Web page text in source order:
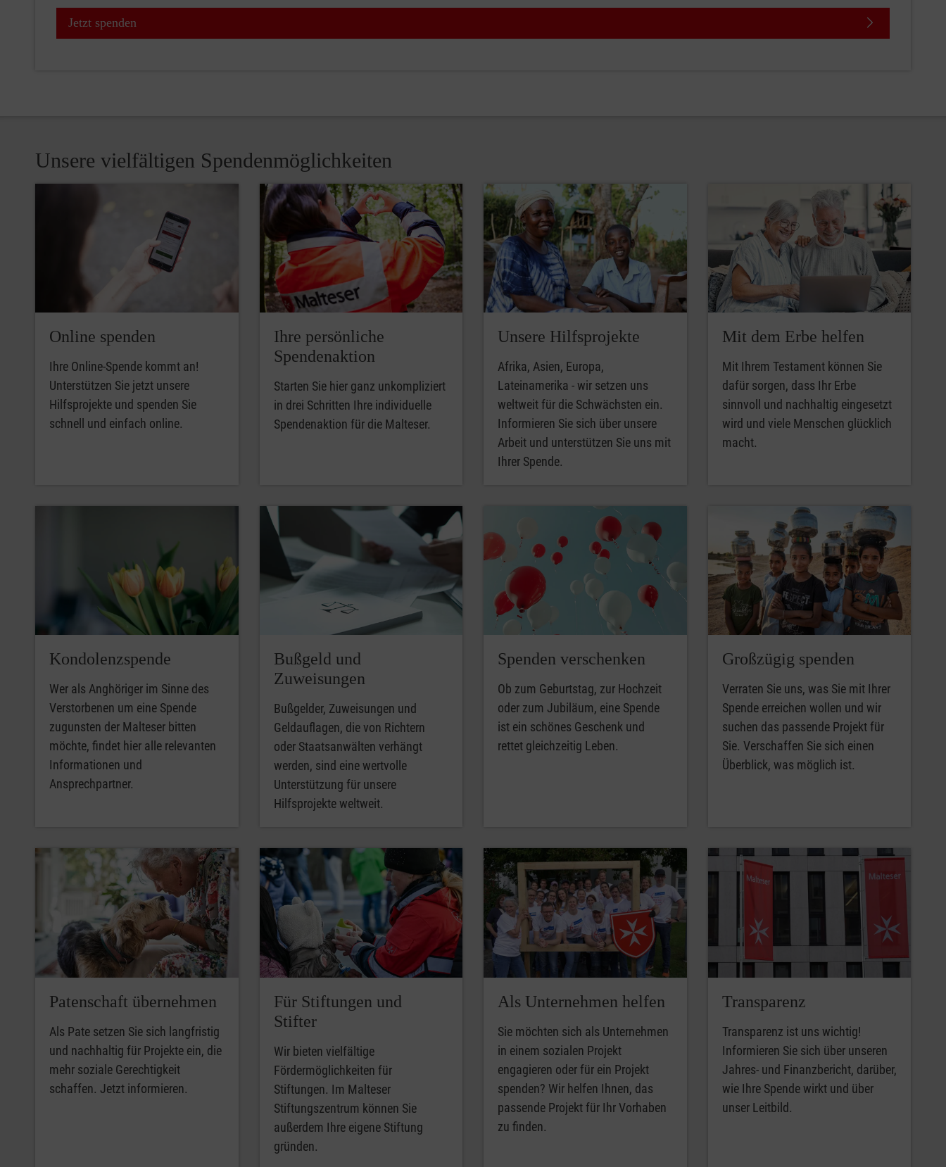
Jetzt spenden
Unsere vielfältigen Spendenmöglichkeiten
Online spenden
Ihre Online-Spende kommt an!
Unterstützen Sie jetzt unsere
Hilfsprojekte und spenden Sie
schnell und einfach online.
Ihre persönliche
Spendenaktion
Starten Sie hier ganz unkompliziert
in drei Schritten Ihre individuelle
Spendenaktion für die Malteser.
Unsere Hilfsprojekte
Afrika, Asien, Europa,
Lateinamerika - wir setzen uns
weltweit für die Schwächsten ein.
Informieren Sie sich über unsere
Arbeit und unterstützen Sie uns mit
Ihrer Spende.
Mit dem Erbe helfen
Mit Ihrem Testament können Sie
dafür sorgen, dass Ihr Erbe
sinnvoll und nachhaltig eingesetzt
wird und viele Menschen glücklich
macht.
Kondolenzspende
Wer als Anghöriger im Sinne des
Verstorbenen um eine Spende
zugunsten der Malteser bitten
möchte, findet hier alle relevanten
Informationen und
Ansprechpartner.
Bußgeld und
Zuweisungen
Bußgelder, Zuweisungen und
Geldauflagen, die von Richtern
oder Staatsanwälten verhängt
werden, sind eine wertvolle
Unterstützung für unsere
Hilfsprojekte weltweit.
Spenden verschenken
Ob zum Geburtstag, zur Hochzeit
oder zum Jubiläum, eine Spende
ist ein schönes Geschenk und
rettet gleichzeitig Leben.
Großzügig spenden
Verraten Sie uns, was Sie mit Ihrer
Spende erreichen wollen und wir
suchen das passende Projekt für
Sie. Verschaffen Sie sich einen
Überblick, was möglich ist.
Patenschaft übernehmen
Als Pate setzen Sie sich langfristig
und nachhaltig für Projekte ein, die
mehr soziale Gerechtigkeit
schaffen. Jetzt informieren.
Für Stiftungen und
Stifter
Wir bieten vielfältige
Fördermöglichkeiten für
Stiftungen. Im Malteser
Stiftungszentrum können Sie
außerdem Ihre eigene Stiftung
gründen.
Als Unternehmen helfen
Sie möchten sich als Unternehmen
in einem sozialen Projekt
engagieren oder für ein Projekt
spenden? Wir helfen Ihnen, das
passende Projekt für Ihr Vorhaben
zu finden.
Transparenz
Transparenz ist uns wichtig!
Informieren Sie sich über unseren
Jahres- und Finanzbericht, darüber,
wie Ihre Spende wirkt und über
unser Leitbild.